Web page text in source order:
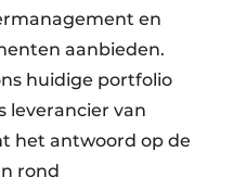
en
aanbieden.
huidige portfolio
leverancier van
het antwoord op de
rond